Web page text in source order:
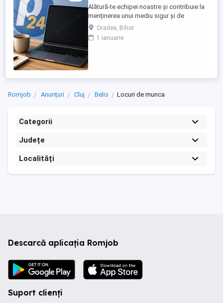
Alătură-te echipei noastre și contribuie la
menținerea unui mediu sigur și de
încredere pe platformele noastre de
anunțuri din România, Germania și
Ungaria. În funcție de experiența și
Oradea, Bihor
1 ianuarie
Romjob Anunțuri Cluj Belis Locuri de munca
Categorii
Județe
Localități
Descarcă aplicația Romjob
Suport clienți